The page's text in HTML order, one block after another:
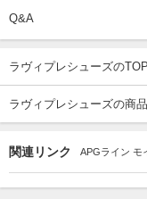
Q&A
ラヴィプレシューズの
ラヴィプレシューズの商
関連リンク APGライン モ